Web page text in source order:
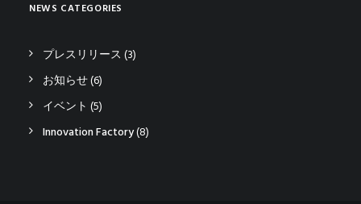
NEWS CATEGORIES
プレスリリース (3)
お知らせ(6)
イベント (5)
Innovation Factory(8)